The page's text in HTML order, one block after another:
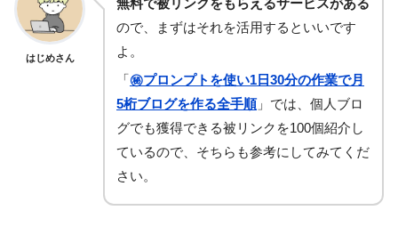
はじめさん
無料で被リンクをもらえるサービスがある
ので、まずはそれを活用するといいです
よ。
「㊙︎プロンプトを使い1日30分の作業で月
5桁ブログを作る全手順」では、個人ブロ
グでも獲得できる被リンクを100個紹介し
ているので、そちらも参考にしてみてくだ
さい。